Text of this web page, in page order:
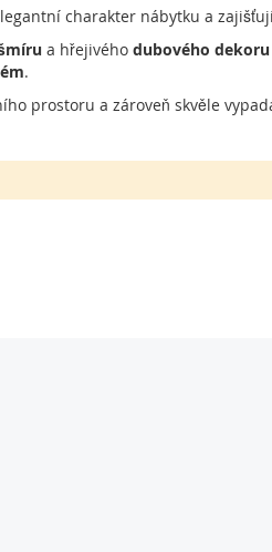
charakter nábytku a
a hřejivého dubového
.
prostoru a zároveň skvěle